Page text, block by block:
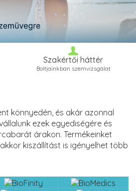
Szakértői háttér
Boltjainkban szemvizsgálat
könnyedén, és akár azonnal
ezek egyediségére és
árakon. Termékeinket
kiszállítást is igényelhet több